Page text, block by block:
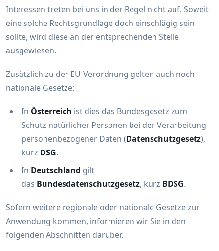
Interessen treten bei uns in der Regel nicht auf. Soweit
eine solche Rechtsgrundlage doch einschlägig sein
sollte, wird diese an der entsprechenden Stelle
ausgewiesen.
Zusätzlich zu der EU-Verordnung gelten auch noch
nationale Gesetze:
In Österreich ist dies das Bundesgesetz zum
Schutz natürlicher Personen bei der Verarbeitung
personenbezogener Daten (Datenschutzgesetz),
kurz DSG.
In Deutschland gilt
das Bundesdatenschutzgesetz, kurz BDSG.
Sofern weitere regionale oder nationale Gesetze zur
Anwendung kommen, informieren wir Sie in den
folgenden Abschnitten darüber.